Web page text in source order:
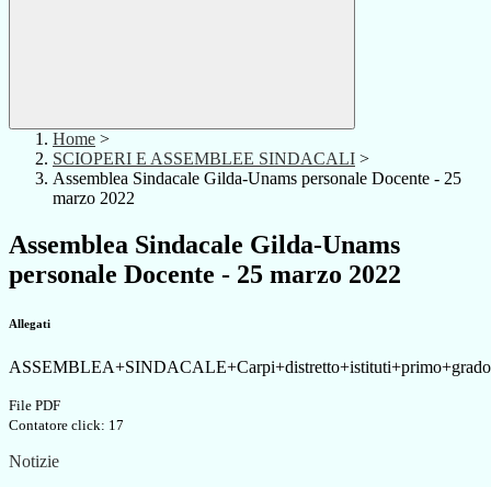
Home >
SCIOPERI E ASSEMBLEE SINDACALI >
Assemblea Sindacale Gilda-Unams personale Docente - 25
marzo 2022
Assemblea Sindacale Gilda-Unams
personale Docente - 25 marzo 2022
Allegati
File PDF
Contatore click: 17
Notizie